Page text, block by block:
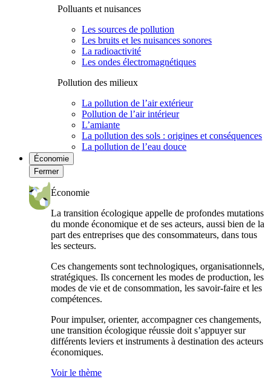
Polluants et nuisances
Les sources de pollution
Les bruits et les nuisances sonores
La radioactivité
Les ondes électromagnétiques
Pollution des milieux
La pollution de l’air extérieur
Pollution de l’air intérieur
L’amiante
La pollution des sols : origines et conséquences
La pollution de l’eau douce
Économie
Fermer
Économie
La transition écologique appelle de profondes mutations
du monde économique et de ses acteurs, aussi bien de la
part des entreprises que des consommateurs, dans tous
les secteurs.
Ces changements sont technologiques, organisationnels,
stratégiques. Ils concernent les modes de production, les
modes de vie et de consommation, les savoir-faire et les
compétences.
Pour impulser, orienter, accompagner ces changements,
une transition écologique réussie doit s’appuyer sur
différents leviers et instruments à destination des acteurs
économiques.
Voir le thème